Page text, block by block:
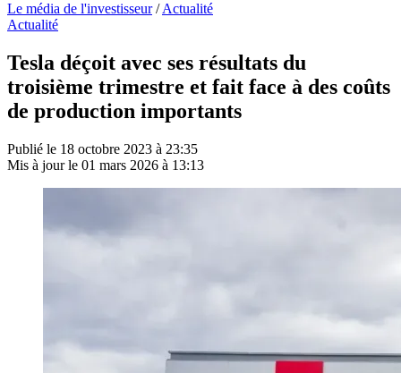
Le média de l'investisseur / Actualité
Actualité
Tesla déçoit avec ses résultats du
troisième trimestre et fait face à des coûts
de production importants
Publié le 18 octobre 2023 à 23:35
Mis à jour le 01 mars 2026 à 13:13